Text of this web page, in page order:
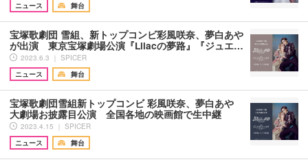
ニュース
舞台
宝塚歌劇団 雪組、新トップコンビ彩風咲奈、夢白あや
が出演 東京宝塚劇場公演『Lilacの夢路』『ジュエ…
2023.6.3 ｜ SPICER
ニュース
舞台
宝塚歌劇団雪組新トップコンビ 彩風咲奈、夢白あや
大劇場お披露目公演 全国各地の映画館で生中継
2023.4.15 ｜ SPICER
ニュース
舞台